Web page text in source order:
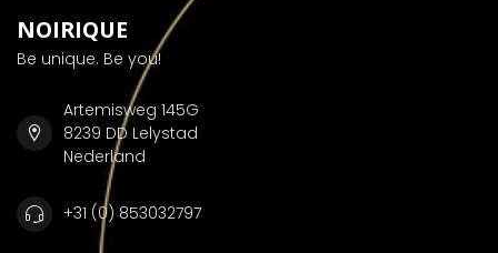
NOIRIQUE
Be unique. Be you!
Artemisweg 145G
8239 DD Lelystad
Nederland
+31 (0) 853032797